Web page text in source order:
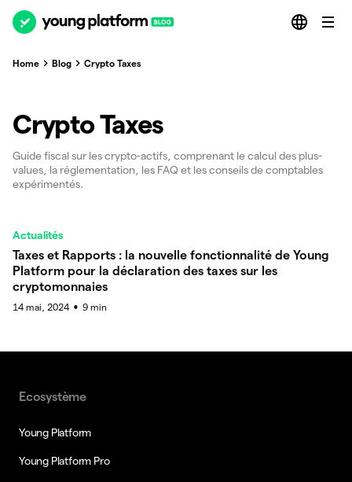
Home Blog Crypto Taxes
Crypto Taxes
Guide fiscal sur les crypto-actifs, comprenant le calcul des plus-
values, la réglementation, les FAQ et les conseils de comptables
expérimentés.
Actualités
Taxes et Rapports : la nouvelle fonctionnalité de Young
Platform pour la déclaration des taxes sur les
cryptomonnaies
14 mai, 2024 ● 9 min
Ecosystème
Young Platform
Young Platform Pro